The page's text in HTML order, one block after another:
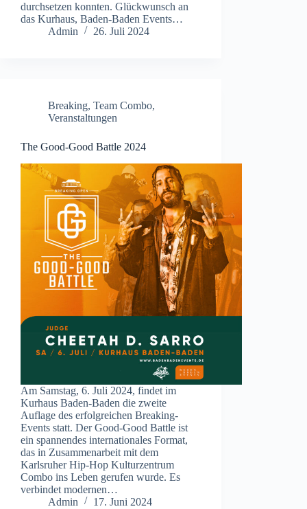
durchsetzen konnten. Glückwunsch an
das Kurhaus, Baden-Baden Events…
Admin
26. Juli 2024
Breaking, Team Combo,
Veranstaltungen
The Good-Good Battle 2024
Am Samstag, 6. Juli 2024, findet im
Kurhaus Baden-Baden die zweite
Auflage des erfolgreichen Breaking-
Events statt. Der Good-Good Battle ist
ein spannendes internationales Format,
das in Zusammenarbeit mit dem
Karlsruher Hip-Hop Kulturzentrum
Combo ins Leben gerufen wurde. Es
verbindet modernen…
Admin
17. Juni 2024